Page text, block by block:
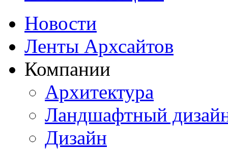
Новости
Ленты Архсайтов
Компании
Архитектура
Ландшафтный
Дизайн